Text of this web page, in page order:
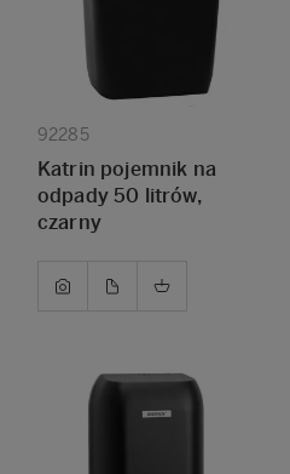
92285
Katrin pojemnik na
odpady 50 litrów,
czarny